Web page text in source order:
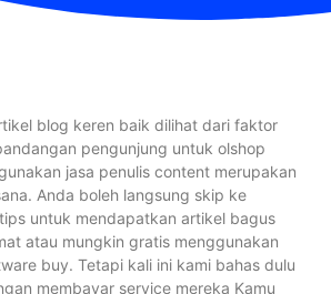
blog keren baik dilihat dari faktor
pengunjung untuk olshop
jasa penulis content merupakan
Anda boleh langsung skip ke
untuk mendapatkan artikel bagus
atau mungkin gratis menggunakan
buy. Tetapi kali ini kami bahas dulu
membayar service mereka Kamu